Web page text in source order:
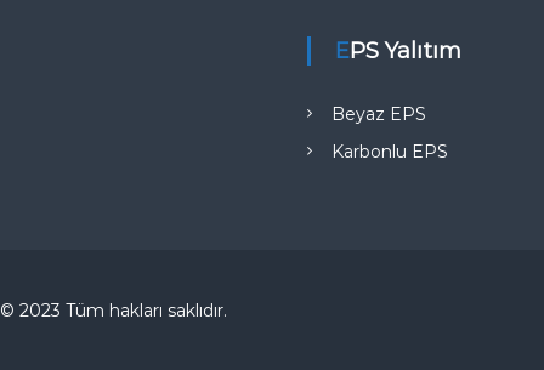
EPS Yalıtım
Beyaz EPS
Karbonlu EPS
© 2023 Tüm hakları saklıdır.